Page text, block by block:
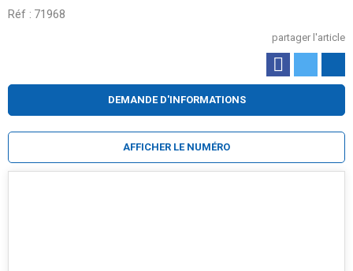
Réf : 71968
partager l'article
DEMANDE D'INFORMATIONS
AFFICHER LE NUMÉRO